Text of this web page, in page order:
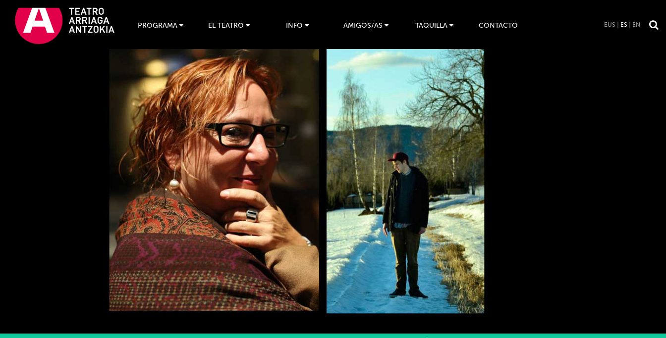
PROGRAMA EL TEATRO INFO AMIGOS/AS TAQUILLA CONTACTO EUS ES EN